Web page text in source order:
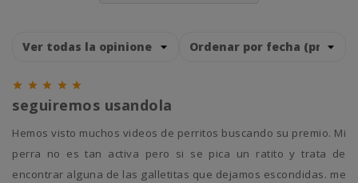
    
seguiremos usandola
hemos visto muchos videos de perritos buscando su premio. Mi
perra no es tan activa pero si se pica un ratito y trata de
encontrar alguna de las galletitas que dejamos escondidas. me